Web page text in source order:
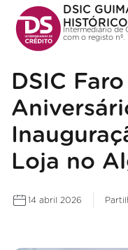
DSIC
HISTÓRICO
Intermediário de
com o registo nº.
DSIC
Loja no
14 abril 2026